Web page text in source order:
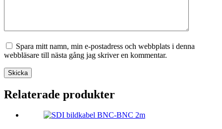
Spara mitt namn, min e-postadress och webbplats i denna
webbläsare till nästa gång jag skriver en kommentar.
Skicka
Relaterade produkter